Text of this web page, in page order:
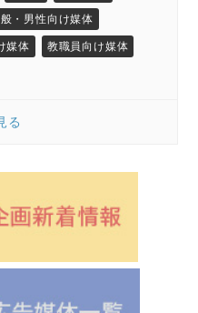
・男性向け媒体
媒体 教職員向け媒体
る